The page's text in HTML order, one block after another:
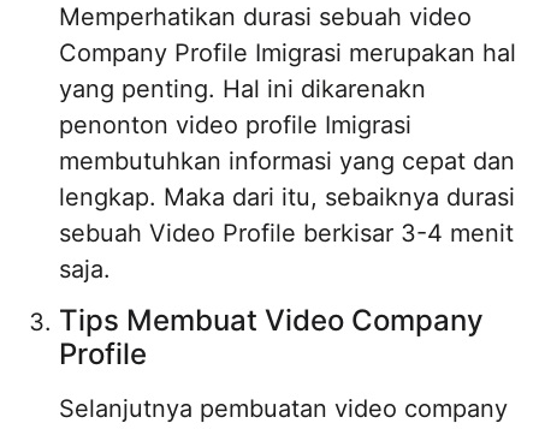
Memperhatikan durasi sebuah video
Company Profile Imigrasi merupakan hal
yang penting. Hal ini dikarenakn
penonton video profile Imigrasi
membutuhkan informasi yang cepat dan
lengkap. Maka dari itu, sebaiknya durasi
sebuah Video Profile berkisar 3-4 menit
saja.
Tips Membuat Video Company
Profile
Selanjutnya pembuatan video company